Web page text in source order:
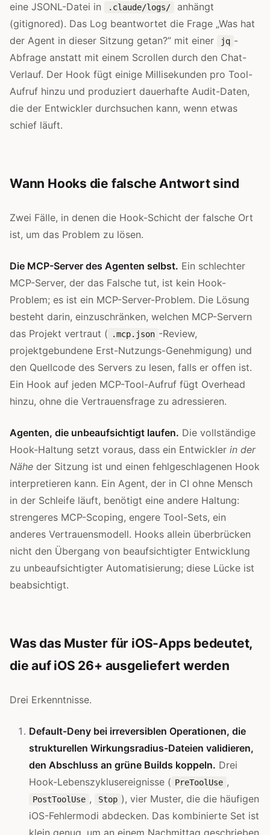
eine JSONL-Datei in
.claude/logs/
anhängt
(gitignored). Das Log beantwortet die Frage „Was hat
der Agent in dieser Sitzung getan?” mit einer
jq -
Abfrage anstatt mit einem Scrollen durch den Chat-
Verlauf. Der Hook fügt einige Millisekunden pro Tool-
Aufruf hinzu und produziert dauerhafte Audit-Daten,
die der Entwickler durchsuchen kann, wenn etwas
schief läuft.
Wann Hooks die falsche Antwort sind
Zwei Fälle, in denen die Hook-Schicht der falsche Ort
ist, um das Problem zu lösen.
Die MCP-Server des Agenten selbst. Ein schlechter
MCP-Server, der das Falsche tut, ist kein Hook-
Problem; es ist ein MCP-Server-Problem. Die Lösung
besteht darin, einzuschränken, welchen MCP-Servern
das Projekt vertraut (
.mcp.json -Review,
projektgebundene Erst-Nutzungs-Genehmigung) und
den Quellcode des Servers zu lesen, falls er offen ist.
Ein Hook auf jeden MCP-Tool-Aufruf fügt Overhead
hinzu, ohne die Vertrauensfrage zu adressieren.
Agenten, die unbeaufsichtigt laufen. Die vollständige
Hook-Haltung setzt voraus, dass ein Entwickler in der
Nähe der Sitzung ist und einen fehlgeschlagenen Hook
interpretieren kann. Ein Agent, der in CI ohne Mensch
in der Schleife läuft, benötigt eine andere Haltung:
strengeres MCP-Scoping, engere Tool-Sets, ein
anderes Vertrauensmodell. Hooks allein überbrücken
nicht den Übergang von beaufsichtigter Entwicklung
zu unbeaufsichtigter Automatisierung; diese Lücke ist
beabsichtigt.
Was das Muster für iOS-Apps bedeutet,
die auf iOS 26+ ausgeliefert werden
Drei Erkenntnisse.
Default-Deny bei irreversiblen Operationen, die
strukturellen Wirkungsradius-Dateien validieren,
den Abschluss an grüne Builds koppeln. Drei
Hook-Lebenszyklusereignisse ( PreToolUse ,
PostToolUse , Stop ), vier Muster, die die häufigen
iOS-Fehlermodi abdecken. Das kombinierte Set ist